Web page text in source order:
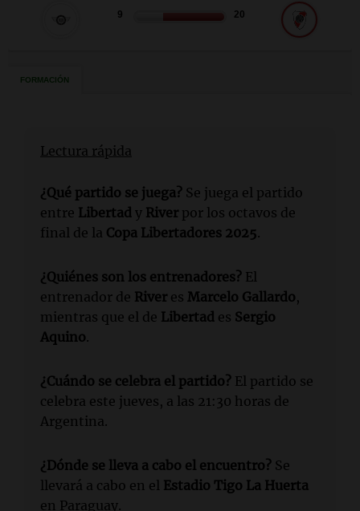
Lectura rápida
¿Qué partido se juega? Se juega el partido
entre Libertad y River por los octavos de
final de la Copa Libertadores 2025.
¿Quiénes son los entrenadores? El
entrenador de River es Marcelo Gallardo,
mientras que el de Libertad es Sergio
Aquino.
¿Cuándo se celebra el partido? El partido se
celebra este jueves, a las 21:30 horas de
Argentina.
¿Dónde se lleva a cabo el encuentro? Se
llevará a cabo en el Estadio Tigo La Huerta
en Paraguay.